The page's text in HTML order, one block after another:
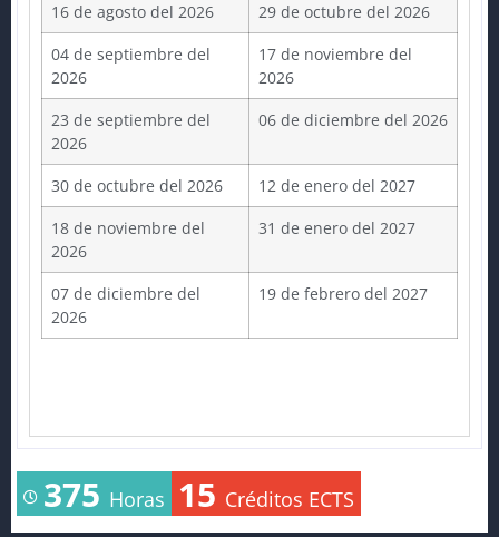
16 de agosto del 2026
29 de octubre del 2026
04 de septiembre del
2026
17 de noviembre del
2026
23 de septiembre del
2026
06 de diciembre del 2026
30 de octubre del 2026
12 de enero del 2027
18 de noviembre del
2026
31 de enero del 2027
07 de diciembre del
2026
19 de febrero del 2027
375 Horas 15 Créditos ECTS